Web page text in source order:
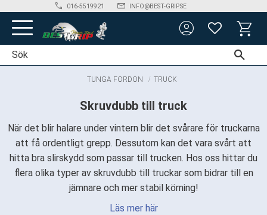
Meny
phone 016-5519921 mail_outline INFO@BEST-GRIP.SE
account_circle FAVORITER
TUNGA FORDON TRUCK
Skruvdubb till truck
När det blir halare under vintern blir det svårare för truckarna
att få ordentligt grepp. Dessutom kan det vara svårt att
hitta bra slirskydd som passar till trucken. Hos oss hittar du
flera olika typer av skruvdubb till truckar som bidrar till en
jämnare och mer stabil körning!
Läs mer här